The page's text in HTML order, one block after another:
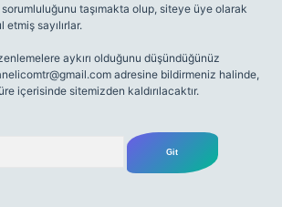
taşımakta olup, siteye üye olarak
sayılırlar.
aykırı olduğunu düşündüğünüz
adresine bildirmeniz halinde,
içerisinde sitemizden kaldırılacaktır.